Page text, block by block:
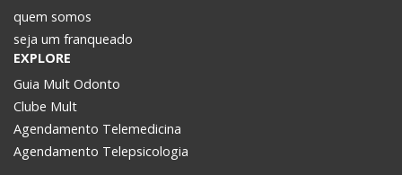
quem somos
seja um franqueado
EXPLORE
Guia Mult Odonto
Clube Mult
Agendamento Telemedicina
Agendamento Telepsicologia